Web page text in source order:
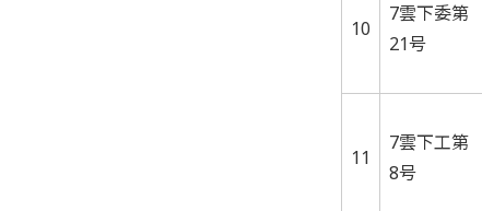
10
7雲下委第
21号
11
7雲下工第
8号